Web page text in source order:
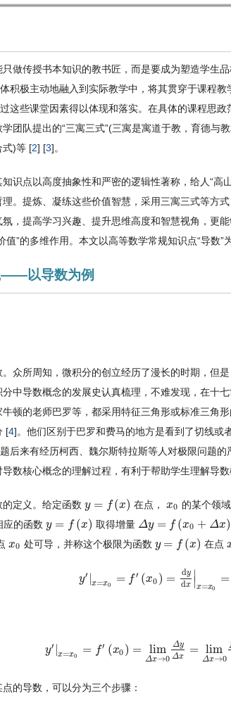
做传授书本知识的教书匠，而是要成为塑造学生
积极主动地融入到实际教学中，将其贯穿于课程
这些课堂因素得以体现和落实。在具体的课程思
团队提出的“三寓三式”(三寓是寓道于教，育德与
式)等 [2] [3]。
知识点以高度抽象性和严密的逻辑性著称，给人“高
。提炼、凝练这些价值智慧，采用三寓三式等方
，提高学习兴趣、提升思维高度和智慧视角，更
值”的多维作用。本文以高等数学常规知识点“导数”
――以导数为例
众所周知，微积分的创立经历了漫长的时期，但
中导数概念的发展史认真梳理，不难发现，在十
顿的老师巴罗等，都采用特征三角形或标准三角
[4]。他们区别于巴罗和费马的地方是看到了切线或
后来有经历柯西、魏尔斯特拉斯等人对极限问题
数核心概念的理解过程，有利于帮助学生理解导
定义。给定函数 y = f (x)
y=f(x ) 在点，x0
x0 的某个领
应的函数y = f (x)
y=f(x ) 取得增量 Δy = f (x0 + Δx)
Δy= (x0+ Δx)− f(x 0)
x0
x0 处可导，并称这个极限为函数 y = f (x)
y=f(x ) 在点
y′ |x=x0 = f′ (x0 ) = dy
dx
∣
∣x=x0
=
y′| x= x0 f′(x 0)=dyd x |x= x0= d dx
y′ |x=x0 = f′ (x0 ) = lim
Δx→0
Δy
Δx = lim
Δx→0
y′| x=x0 f′(x 0)=limΔ x→ ΔyΔ x=lim Δx →0f(
的导数，可以分为三个步骤：